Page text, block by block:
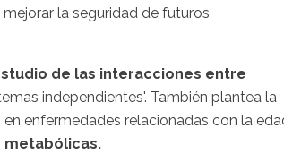
la seguridad de futuros
de las interacciones entre
independientes'. También plantea la
en enfermedades relacionadas con la
metabólicas.